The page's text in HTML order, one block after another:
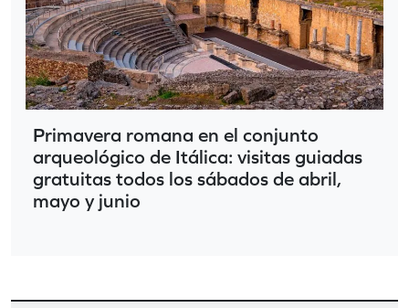
Primavera romana en el conjunto
arqueológico de Itálica: visitas guiadas
gratuitas todos los sábados de abril,
mayo y junio